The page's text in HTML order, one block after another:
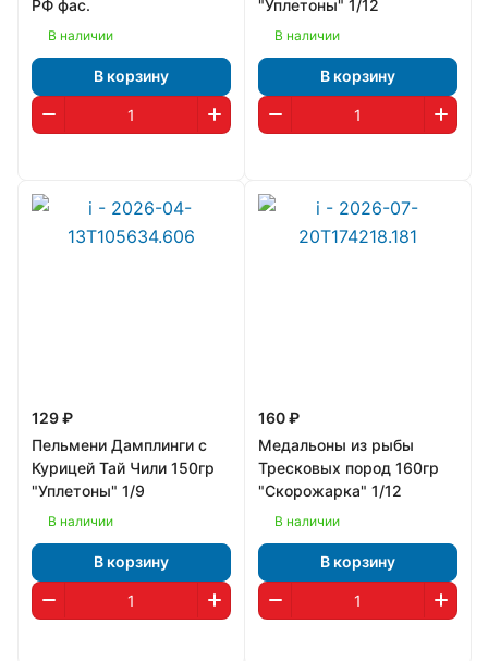
РФ фас.
В наличии
В корзину
"Уплетоны" 1/12
В наличии
В корзину
129 ₽
Пельмени Дамплинги с
Курицей Тай Чили 150гр
"Уплетоны" 1/9
В наличии
В корзину
160 ₽
Медальоны из рыбы
Тресковых пород 160гр
"Скорожарка" 1/12
В наличии
В корзину